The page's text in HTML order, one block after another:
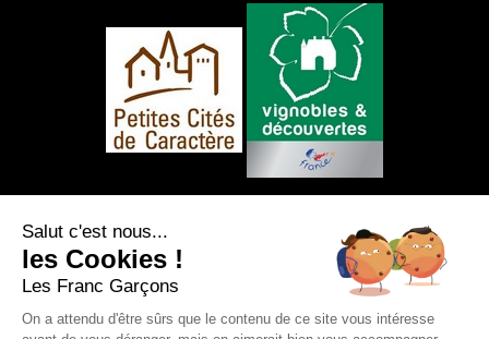
Salut c'est nous...
les Cookies !
Les Franc Garçons
On a attendu d'être sûrs que le contenu de ce site vous intéresse